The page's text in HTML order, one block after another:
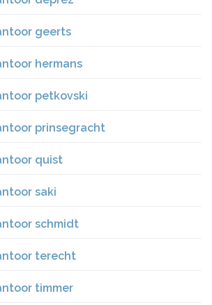
geerts
hermans
petkovski
prinsegracht
quist
saki
schmidt
terecht
timmer